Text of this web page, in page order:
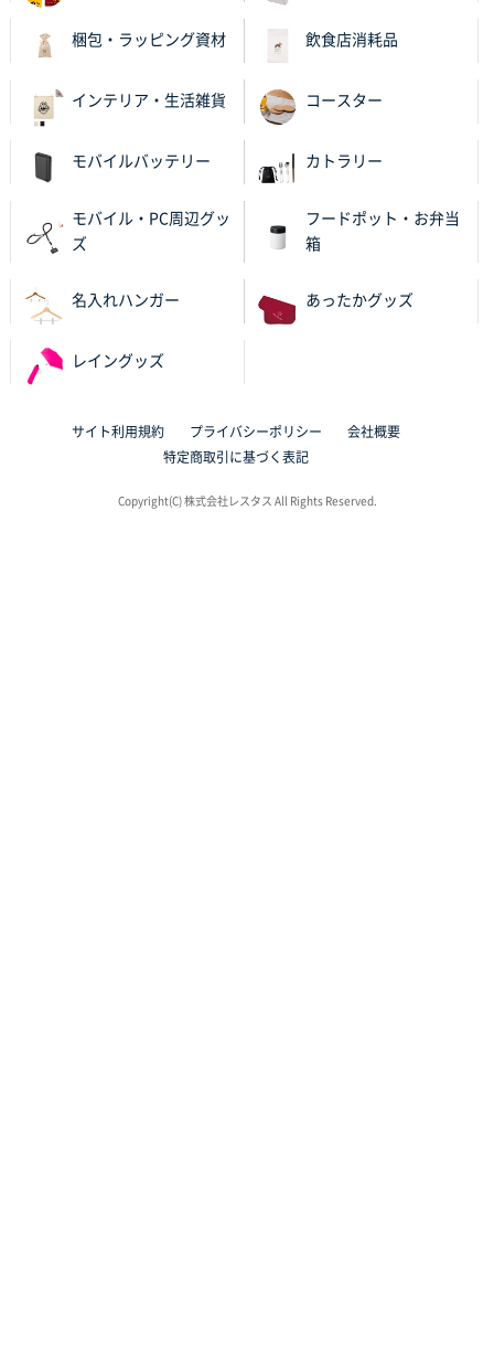
梱包・ラッピング資材 飲食店消耗品
インテリア・生活雑貨 コースター
モバイルバッテリー カトラリー
モバイル・PC周辺グッ
ズ
フードポット・お弁当
箱
名入れハンガー あったかグッズ
レイングッズ
サイト利用規約 プライバシーポリシー
会社概要
特定商取引に基づく表記
Copyright(C) 株式会社レスタス All Rights Reserved.